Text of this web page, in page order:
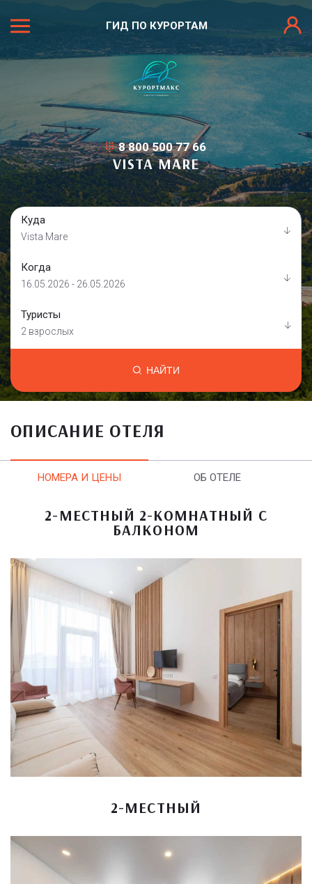
ГИД ПО КУРОРТАМ
8 800 500 77 66
VISTA MARE
Куда
Vista Mare
Когда
16.05.2026 - 26.05.2026
Туристы
2 взрослых
НАЙТИ
ОПИСАНИЕ ОТЕЛЯ
НОМЕРА И ЦЕНЫ ОБ ОТЕЛЕ
2-МЕСТНЫЙ 2-КОМНАТНЫЙ С
БАЛКОНОМ
2-МЕСТНЫЙ